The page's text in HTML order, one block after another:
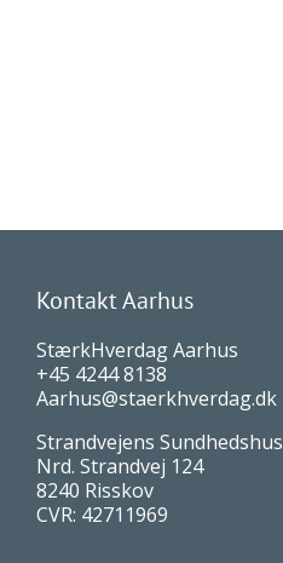
Kontakt Aarhus
StærkHverdag Aarhus
+45 4244 8138
Aarhus@staerkhverdag.dk
Strandvejens Sundhedshus
Nrd. Strandvej 124
8240 Risskov
CVR: 42711969